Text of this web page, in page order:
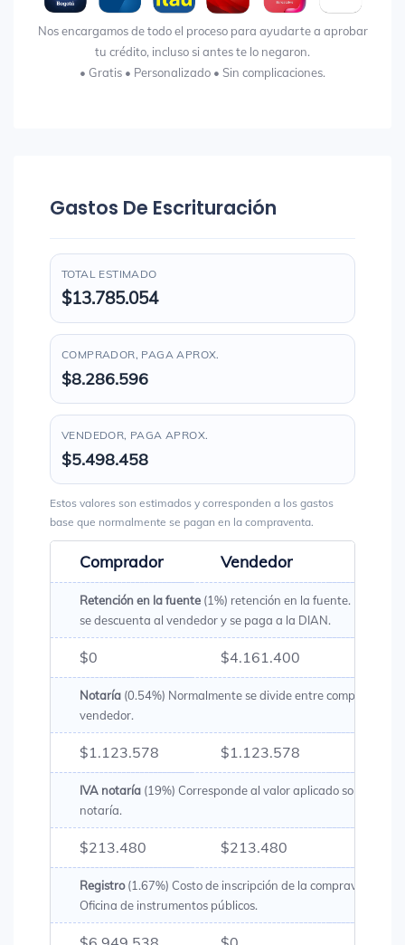
Nos encargamos de todo el proceso para ayudarte a aprobar
tu crédito, incluso si antes te lo negaron.
• Gratis • Personalizado • Sin complicaciones.
Gastos De Escrituración
TOTAL ESTIMADO
$13.785.054
COMPRADOR, PAGA APROX.
$8.286.596
VENDEDOR, PAGA APROX.
$5.498.458
Estos valores son estimados y corresponden a los gastos
base que normalmente se pagan en la compraventa.
Comprador Vendedor
Retención en la fuente (1%) retención en la fuente. Es un
se descuenta al vendedor y se paga a la DIAN.
$0 $4.161.400
Notaría (0.54%) Normalmente se divide entre comprador y
vendedor.
$1.123.578 $1.123.578
IVA notaría (19%) Corresponde al valor aplicado sobre los
notaría.
$213.480 $213.480
Registro(1.67%) Costo de inscripción de la compraventa en
Oficina de instrumentos públicos.